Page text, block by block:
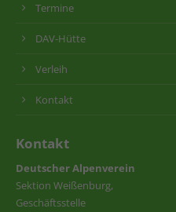
Termine
DAV-Hütte
Verleih
Kontakt
Kontakt
Deutscher Alpenverein
Sektion Weißenburg,
Geschäftsstelle